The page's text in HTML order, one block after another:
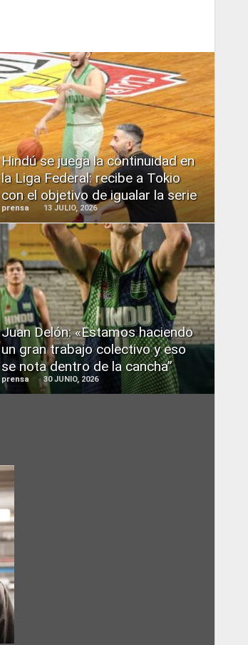
Hindú se juega la continuidad en
la Liga Federal: recibe a Tokio
con el objetivo de igualar la serie
prensa 13 JULIO, 2026
READ
MORE
Juan Delón: «Estamos haciendo
un gran trabajo colectivo y eso
se nota dentro de la cancha”
prensa 30 JUNIO, 2026
READ
MORE